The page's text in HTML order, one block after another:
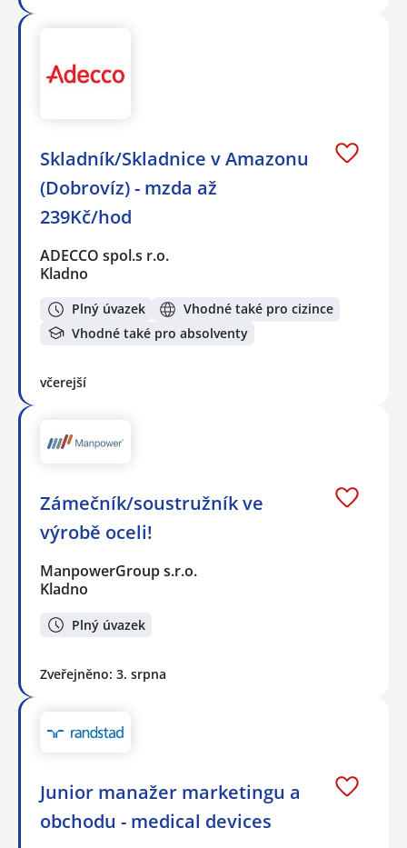
Skladník/Skladnice v Amazonu
(Dobrovíz) - mzda až
239Kč/hod
ADECCO spol.s r.o.
Kladno
Plný úvazek
Vhodné také pro cizince
Vhodné také pro absolventy
včerejší
Zámečník/soustružník ve
výrobě oceli!
ManpowerGroup s.r.o.
Kladno
Plný úvazek
Zveřejněno: 3. srpna
Junior manažer marketingu a
obchodu - medical devices